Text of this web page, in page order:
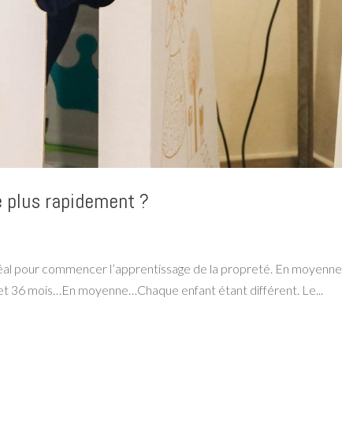
rapidement ?
pour commencer l’apprentissage de la propreté. En moyenne,
mois…En moyenne…Chaque enfant étant différent. Le...